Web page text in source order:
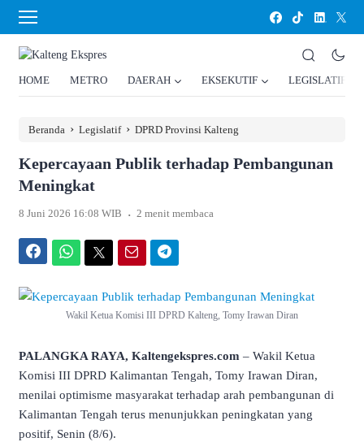
HOME METRO DAERAH EKSEKUTIF LEGISLATIF
Beranda › Legislatif › DPRD Provinsi Kalteng
Kepercayaan Publik terhadap Pembangunan
Meningkat
8 Juni 2026 16:08 WIB . 2 menit membaca
Wakil Ketua Komisi III DPRD Kalteng, Tomy Irawan Diran
PALANGKA RAYA, Kaltengekspres.com – Wakil Ketua
Komisi III DPRD Kalimantan Tengah, Tomy Irawan Diran,
menilai optimisme masyarakat terhadap arah pembangunan di
Kalimantan Tengah terus menunjukkan peningkatan yang
positif, Senin (8/6).